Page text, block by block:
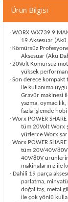
Ürün Bilgisi
· WORX WX739.9
19 Aksesuar
· Kömürsüz
Aksesuar (Akü
· 20Volt Kömürsüz
yüksek
· Son derece kompakt
ile kullanıma
Gravür makinesi
yazma,
fazla işlemde hobi
· Worx POWER
tüm 20Volt Worx
yüzlerce Worx
· Worx POWER
tüm 20V/40V/
40V/80V
makinalarınız ile
· Dahili 19 parça
parlatma,
doğal taş, metal
ile çok yönlü